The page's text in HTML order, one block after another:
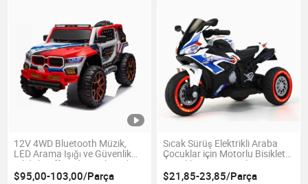
12V 4WD Bluetooth Müzik,
LED Arama Işığı ve Güvenlik
Kilidi ile Offroad Çocuk Arabası
$95,00-103,00/Parça
Sıcak Sürüş Elektrikli Araba
Çocuklar için Motorlu Bisiklet
Çocuklar için Motorlar
Çocuklar için Motosikletler
$21,85-23,85/Parça